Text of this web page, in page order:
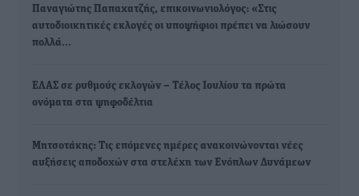
Παναγιώτης Παπαχατζής, επικοινωνιολόγος: «Στις
αυτοδιοικητικές εκλογές οι υποψήφιοι πρέπει να λιώσουν
πολλά…
ΕΛΑΣ σε ρυθμούς εκλογών – Tέλος Ιουλίου τα πρώτα
ονόματα στα ψηφοδέλτια
Μητσοτάκης: Τις επόμενες ημέρες ανακοινώνονται νέες
αυξήσεις αποδοχών στα στελέχη των Ενόπλων Δυνάμεων